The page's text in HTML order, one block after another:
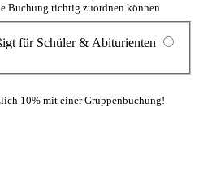
Buchung richtig zuordnen können
für Schüler & Abiturienten
10% mit einer Gruppenbuchung!